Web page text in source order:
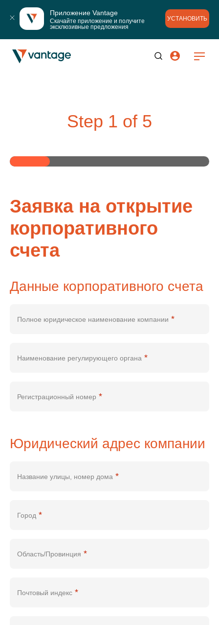
Приложение Vantage
Скачайте приложение и получите
эксклюзивные предложения
УСТАНОВИТЬ
Step 1 of 5
Заявка на открытие
корпоративного
счета
Данные корпоративного счета
Полное юридическое наименование компании *
Наименование регулирующего органа *
Регистрационный номер *
Юридический адрес компании
Название улицы, номер дома *
Город *
Область/Провинция *
Почтовый индекс *